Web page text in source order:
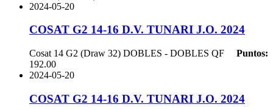
2024-05-20
COSAT G2 14-16 D.V. TUNARI J.O. 2024
Cosat 14 G2 (Draw 32) DOBLES - DOBLES QF
Puntos:
192.00
2024-05-20
COSAT G2 14-16 D.V. TUNARI J.O. 2024